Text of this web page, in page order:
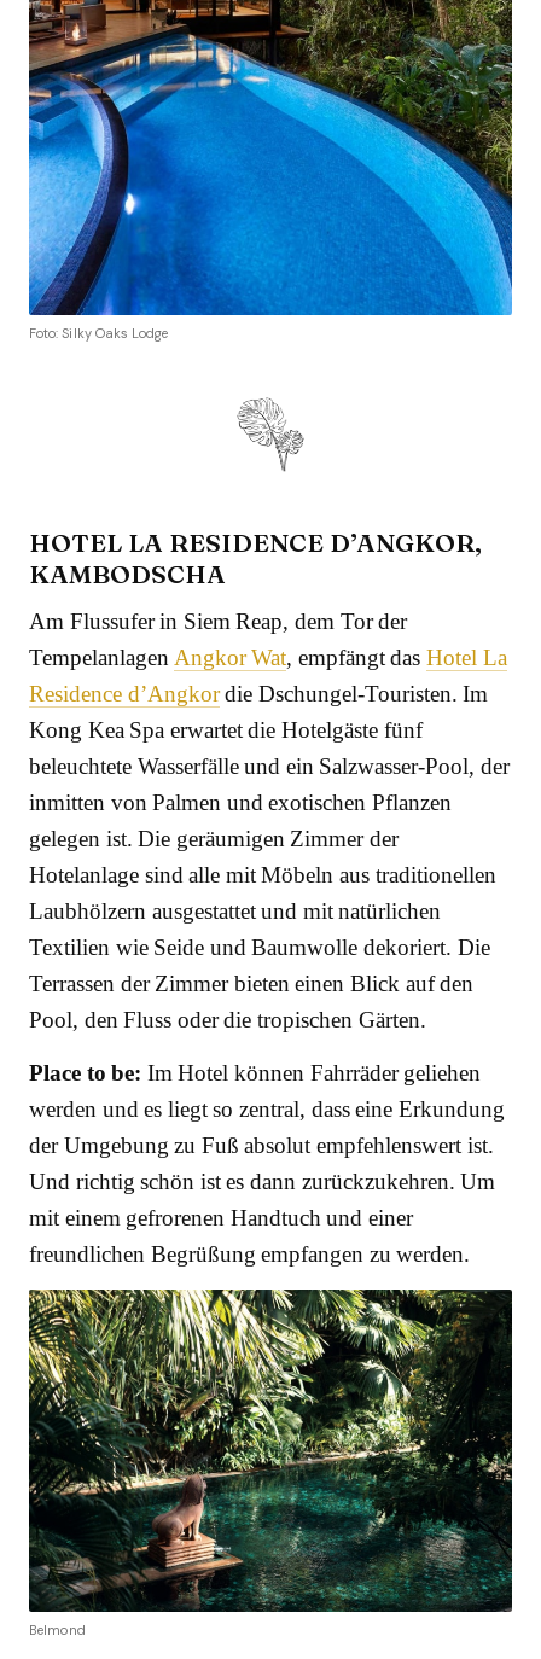
Foto: Silky Oaks Lodge
HOTEL LA RESIDENCE D’ANGKOR,
KAMBODSCHA
Am Flussufer in Siem Reap, dem Tor der
Tempelanlagen Angkor Wat, empfängt dasHotel La
Residence d’Angkordie Dschungel-Touristen. Im
Kong Kea Spa erwartet die Hotelgäste fünf
beleuchtete Wasserfälle und ein Salzwasser-Pool, der
inmitten von Palmen und exotischen Pflanzen
gelegen ist. Die geräumigen Zimmer der
Hotelanlage sind alle mit Möbeln aus traditionellen
Laubhölzern ausgestattet und mit natürlichen
Textilien wie Seide und Baumwolle dekoriert. Die
Terrassen der Zimmer bieten einen Blick auf den
Pool, den Fluss oder die tropischen Gärten.
Place to be: Im Hotel können Fahrräder geliehen
werden und es liegt so zentral, dass eine Erkundung
der Umgebung zu Fuß absolut empfehlenswert ist.
Und richtig schön ist es dann zurückzukehren. Um
mit einem gefrorenen Handtuch und einer
freundlichen Begrüßung empfangen zu werden.
Belmond